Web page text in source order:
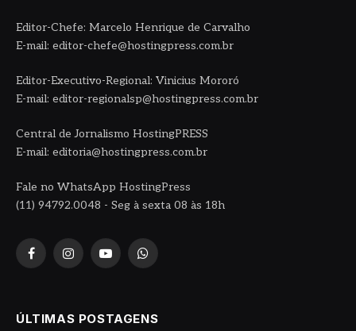
Editor-Chefe: Marcelo Henrique de Carvalho
E-mail: editor-chefe@hostingpress.com.br
Editor-Executivo-Regional: Vinicius Mororó
E-mail: editor-regionalsp@hostingpress.com.br
Central de Jornalismo HostingPRESS
E-mail: editoria@hostingpress.com.br
Fale no WhatsApp HostingPress
(11) 94792.0048 - Seg à sexta 08 às 18h
FacebookInstagramYouTubeWhatsApp
ÚLTIMAS POSTAGENS